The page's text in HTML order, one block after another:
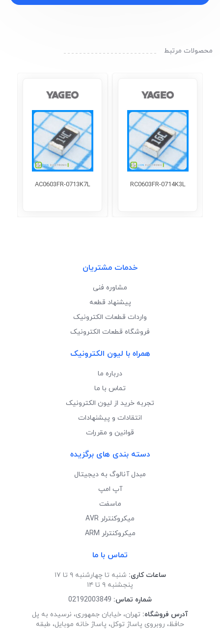
محصولات مرتبط
RC0603FR-0714K3L
AC0603FR-0713K7L
خدمات مشتریان
مشاوره فنی
پیشنهاد قطعه
واردات قطعات الکترونیک
فروشگاه قطعات الکترونیک
همراه با لیون الکترونیک
درباره ما
تماس با ما
تجربه خرید از لیون الکترونیک
انتقادات و پیشنهادات
قوانین و مقررات
دسته بندی های برگزیده
مبدل آنالوگ به دیجیتال
آپ امپ
ماسفت
میکروکنترلر AVR
میکروکنترلر ARM
تماس با ما
ساعات کاری: شنبه تا چهارشنبه ۹ تا ۱۷
پنجشنبه ۹ تا ۱۴
شماره تماس: 02192003849
آدرس فروشگاه: تهران، خیابان جمهوری، نرسیده به پل
حافظ، روبروی پاساژ توکل، پاساژ خانه موبایل، طبقه